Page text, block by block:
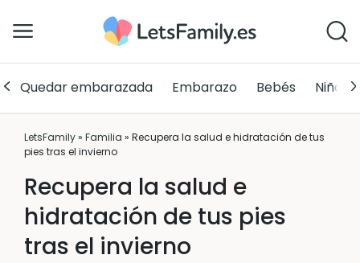
Quedar embarazada Embarazo Bebés Niños
LetsFamily» Familia » Recupera la salud e hidratación de tus
pies tras el invierno
Recupera la salud e
hidratación de tus pies
tras el invierno